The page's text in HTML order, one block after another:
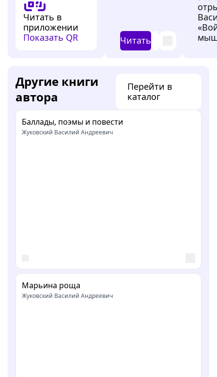
Читать в
приложении
Показать QR
Читать
Другие книги
автора
Перейти в
каталог
Баллады, поэмы и повести
Жуковский Василий Андреевич
Марьина роща
Жуковский Василий Андреевич